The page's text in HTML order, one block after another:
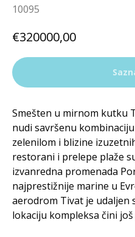
10095
€320000,00
Smešten u mirnom kutku
nudi savršenu
zelenilom i blizine
restorani i prelepe plaže
izvanredna promenada
najprestižnije marine u
aerodrom Tivat je udaljen
lokaciju kompleksa čini